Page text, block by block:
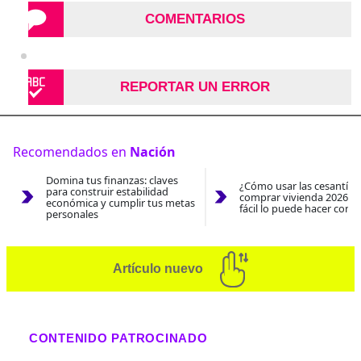
COMENTARIOS
REPORTAR UN ERROR
Recomendados en Nación
Domina tus finanzas: claves
para construir estabilidad
económica y cumplir tus metas
personales
¿Cómo usar las
comprar vivienda 2026?
fácil lo puede hacer con
Artículo nuevo
CONTENIDO PATROCINADO